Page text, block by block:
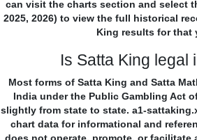
can visit the charts section and select
2025, 2026) to view the full historical
King results for that
Is Satta King legal
Most forms of Satta King and Satta
India under the Public Gambling Act
slightly from state to state. a1-
chart data for informational and